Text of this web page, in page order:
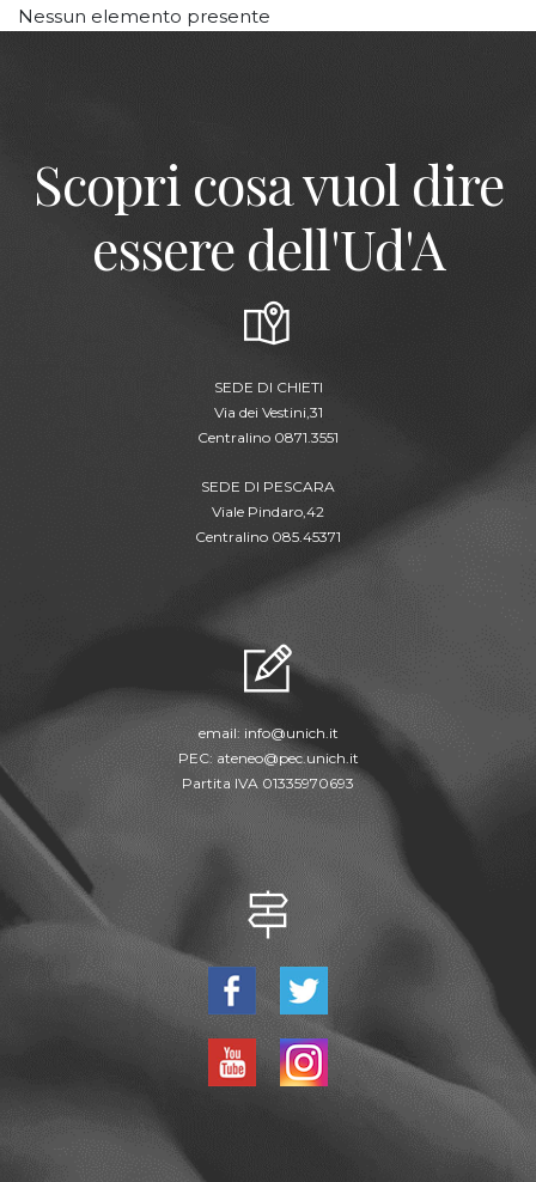
Nessun elemento presente
Scopri cosa vuol dire
essere dell'Ud'A
SEDE DI CHIETI
Via dei Vestini,31
Centralino 0871.3551
SEDE DI PESCARA
Viale Pindaro,42
Centralino 085.45371
email: info@unich.it
PEC: ateneo@pec.unich.it
Partita IVA 01335970693